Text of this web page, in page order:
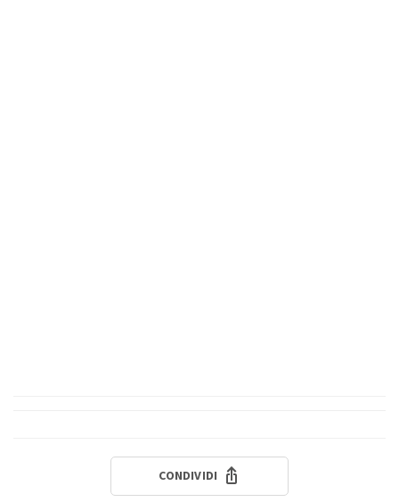
CONDIVIDI